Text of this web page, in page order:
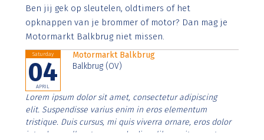
Aenean faucibus nibh et justo cursus id rutrum lorem
imperdiet. Nunc ut sem vitae risus tristique posuere.
Ben jij gek op sleutelen, oldtimers of het
opknappen van je brommer of motor? Dan mag je
Motormarkt Balkbrug niet missen.
Saturday
04
APRIL
Motormarkt Balkbrug
Balkbrug (OV)
Lorem ipsum dolor sit amet, consectetur adipiscing
elit. Suspendisse varius enim in eros elementum
tristique. Duis cursus, mi quis viverra ornare, eros dolor
interdum nulla, ut commodo diam libero vitae erat.